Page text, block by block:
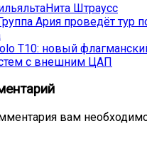
Нита Штраусс
Ария проведёт тур
T10: новый
с внешним ЦАП
вам